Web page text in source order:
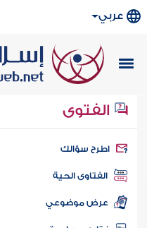
عربي
الفتوى
سؤالك
الفتاوى الحية